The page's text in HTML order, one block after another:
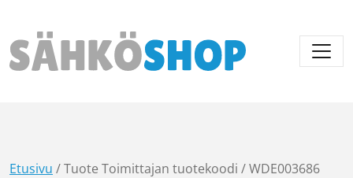
Päävalikko
Etusivu / Tuote Toimittajan tuotekoodi / WDE003686